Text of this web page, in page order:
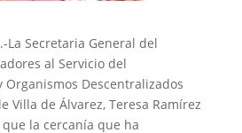
La Secretaria General del
al Servicio del
Organismos Descentralizados
Villa de Álvarez, Teresa Ramírez
la cercanía que ha